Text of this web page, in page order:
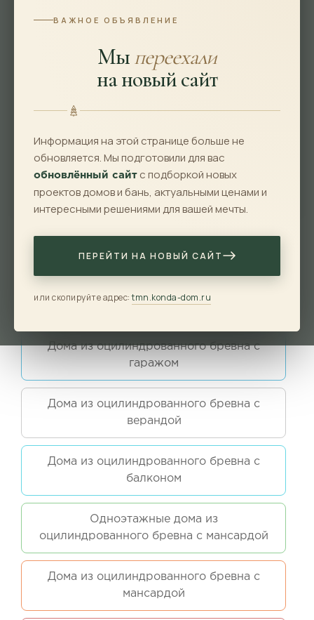
ВАЖНОЕ ОБЪЯВЛЕНИЕ
Мыпереехали
на новый сайт
Информация на этой странице больше не
обновляется. Мы подготовили для вас
обновлённый сайт с подборкой новых
проектов домов и бань, актуальными ценами и
интересными решениями для вашей мечты.
ПЕРЕЙТИ НА НОВЫЙ САЙТ
или скопируйте адрес:tmn.konda-dom.ru
Материал
Показать Сбросить
эркером
Дома из оцилиндрованного бревна с
гаражом
Дома из оцилиндрованного бревна с
верандой
Дома из оцилиндрованного бревна с
балконом
Одноэтажные дома из
оцилиндрованного бревна с мансардой
Дома из оцилиндрованного бревна с
мансардой